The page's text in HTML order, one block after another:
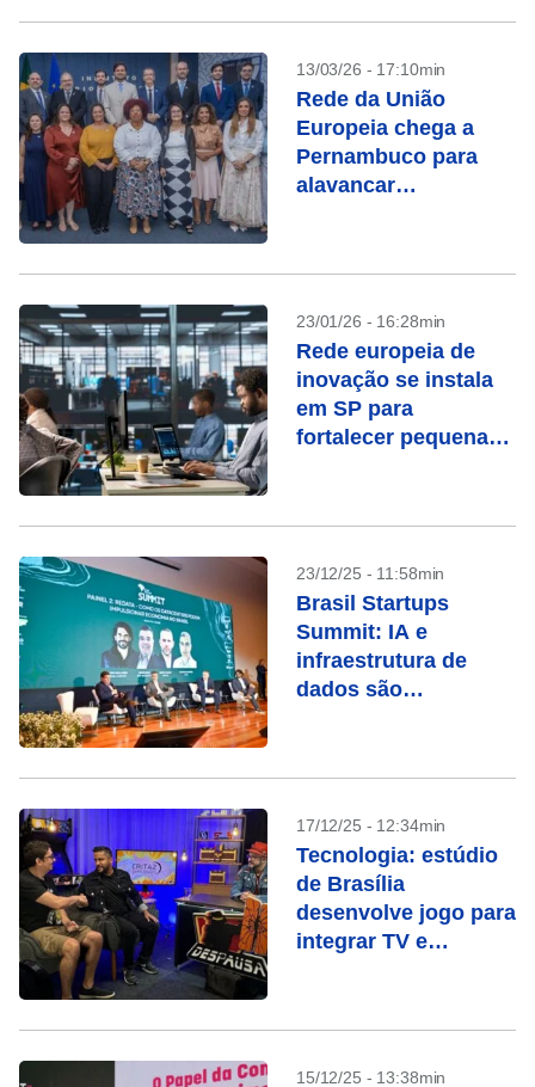
13/03/26 - 17:10min
Rede da União
Europeia chega a
Pernambuco para
alavancar
23/01/26 - 16:28min
Rede europeia de
inovação se instala
em SP para
fortalecer pequenas
23/12/25 - 11:58min
Brasil Startups
Summit: IA e
infraestrutura de
dados são
17/12/25 - 12:34min
Tecnologia: estúdio
de Brasília
desenvolve jogo para
integrar TV e
15/12/25 - 13:38min